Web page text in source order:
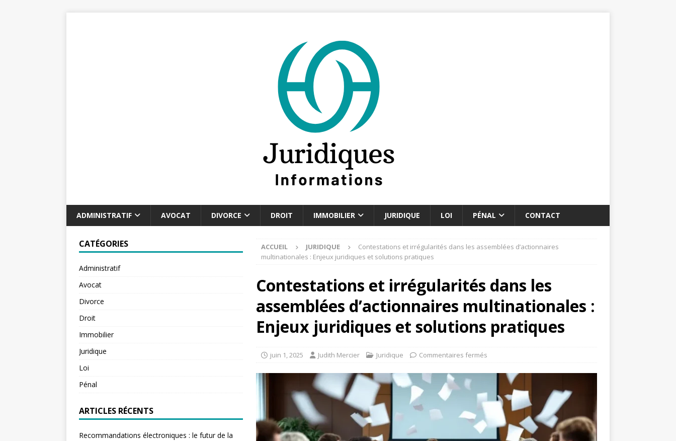
ADMINISTRATIF AVOCAT DIVORCE DROIT IMMOBILIER JURIDIQUE LOI PÉNAL CONTACT
ACCUEIL JURIDIQUE
Contestations et irrégularités dans les assemblées d’actionnaires
multinationales : Enjeux juridiques et solutions pratiques
Contestations et irrégularités dans les
assemblées d’actionnaires multinationales :
Enjeux juridiques et solutions pratiques
juin 1, 2025 Judith Mercier Juridique Commentaires fermés
CATÉGORIES
Administratif
Avocat
Divorce
Droit
Immobilier
Juridique
Loi
Pénal
ARTICLES RÉCENTS
Recommandations électroniques : le futur de la